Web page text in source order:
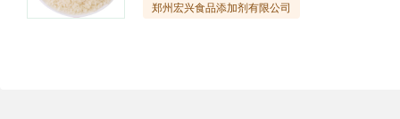
郑州宏兴食品添加剂有限公司